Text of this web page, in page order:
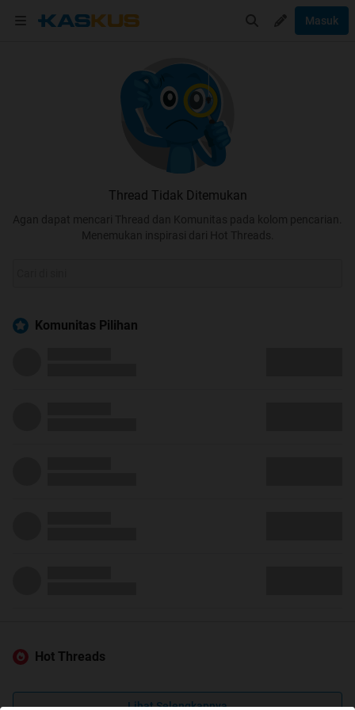
Masuk
Thread Tidak Ditemukan
Agan dapat mencari Thread dan Komunitas pada kolom pencarian.
Menemukan inspirasi dari Hot Threads.
Komunitas Pilihan
Hot Threads
Lihat Selengkapnya